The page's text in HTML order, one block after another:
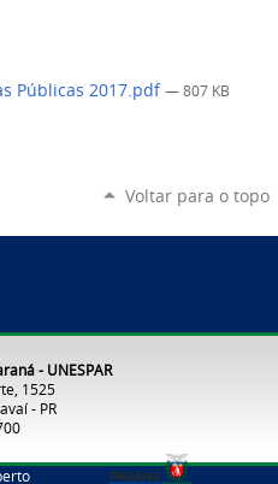
Públicas 2017.pdf — 807 KB
Voltar para o topo
- UNESPAR
1525
- PR